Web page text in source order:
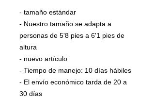
- tamaño estándar
- Nuestro tamaño se adapta a
personas de 5'8 pies a 6'1 pies de
altura
- nuevo artículo
- Tiempo de manejo: 10 días hábiles
- El envío económico tarda de 20 a
30 días